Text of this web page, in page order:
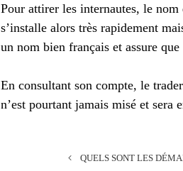
Pour attirer les internautes, le
s’installe alors très rapidement
un nom bien français et assure
En consultant son compte, le
n’est pourtant jamais misé et sera
QUELS SONT LES